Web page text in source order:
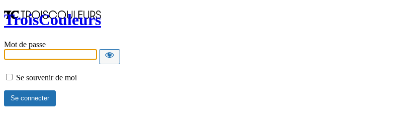
TroisCouleurs
Mot de passe
Se souvenir de moi